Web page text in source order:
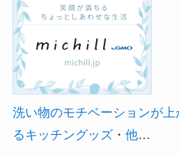
洗い物のモチベーションが
るキッチングッズ・ 他…